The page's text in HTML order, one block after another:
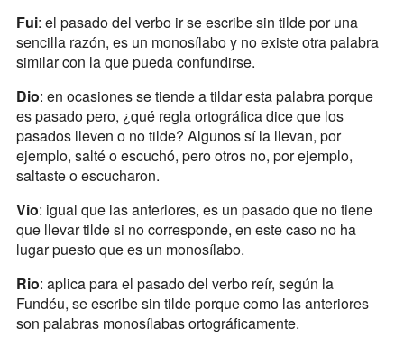
Fui: el pasado del verbo ir se escribe sin tilde por una
sencilla razón, es un monosílabo y no existe otra palabra
similar con la que pueda confundirse.
Dio: en ocasiones se tiende a tildar esta palabra porque
es pasado pero, ¿qué regla ortográfica dice que los
pasados lleven o no tilde? Algunos sí la llevan, por
ejemplo, salté o escuchó, pero otros no, por ejemplo,
saltaste o escucharon.
Vio: igual que las anteriores, es un pasado que no tiene
que llevar tilde si no corresponde, en este caso no ha
lugar puesto que es un monosílabo.
Rio: aplica para el pasado del verbo reír, según la
Fundéu, se escribe sin tilde porque como las anteriores
son palabras monosílabas ortográficamente.